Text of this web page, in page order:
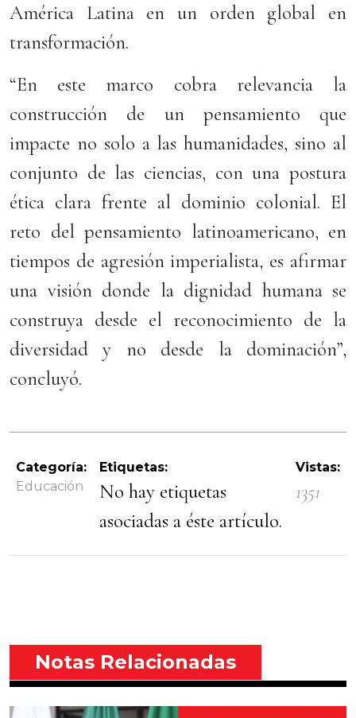
América Latina en un orden global en
transformación.
“En este marco cobra relevancia la
construcción de un pensamiento que
impacte no solo a las humanidades, sino al
conjunto de las ciencias, con una postura
ética clara frente al dominio colonial. El
reto del pensamiento latinoamericano, en
tiempos de agresión imperialista, es afirmar
una visión donde la dignidad humana se
construya desde el reconocimiento de la
diversidad y no desde la dominación”,
concluyó.
Categoría:
Educación
Etiquetas:
No hay etiquetas
asociadas a éste artículo.
Vistas:
1351
Notas Relacionadas